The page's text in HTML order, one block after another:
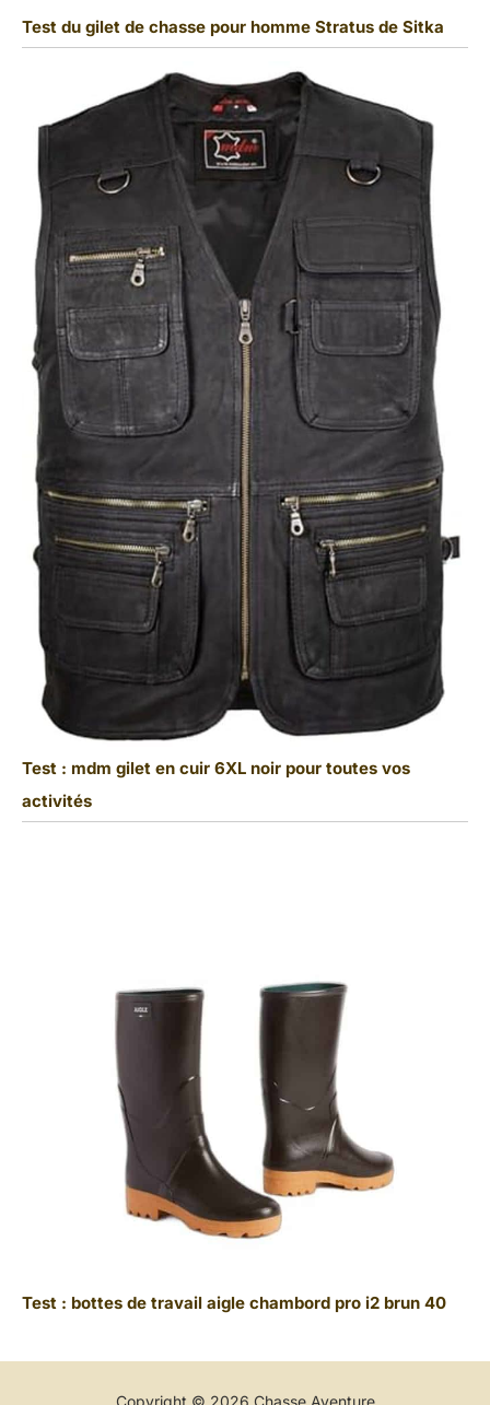
Test du gilet de chasse pour homme Stratus de Sitka
Test : mdm gilet en cuir 6XL noir pour toutes vos
activités
Test : bottes de travail aigle chambord pro i2 brun 40
Copyright © 2026 Chasse Aventure